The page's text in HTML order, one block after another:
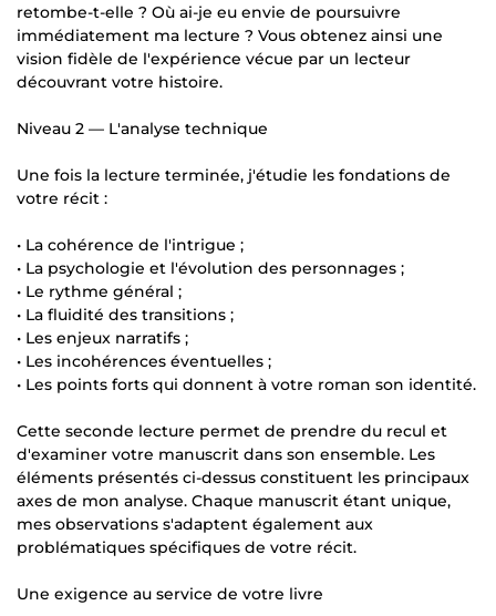
retombe-t-elle ? Où ai-je eu envie de poursuivre
immédiatement ma lecture ? Vous obtenez ainsi une
vision fidèle de l'expérience vécue par un lecteur
découvrant votre histoire.
Niveau 2 — L'analyse technique
Une fois la lecture terminée, j'étudie les fondations de
votre récit :
• La cohérence de l'intrigue ;
• La psychologie et l'évolution des personnages ;
• Le rythme général ;
• La fluidité des transitions ;
• Les enjeux narratifs ;
• Les incohérences éventuelles ;
• Les points forts qui donnent à votre roman son identité.
Cette seconde lecture permet de prendre du recul et
d'examiner votre manuscrit dans son ensemble. Les
éléments présentés ci-dessus constituent les principaux
axes de mon analyse. Chaque manuscrit étant unique,
mes observations s'adaptent également aux
problématiques spécifiques de votre récit.
Une exigence au service de votre livre